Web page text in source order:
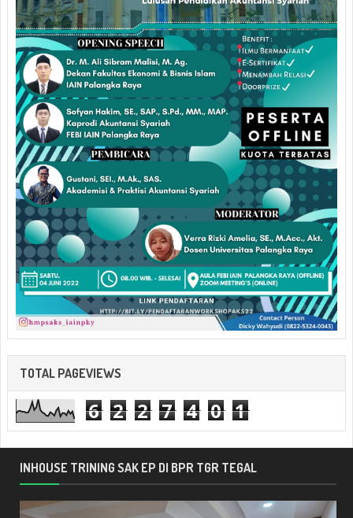
TOTAL PAGEVIEWS
6 2 2 7 4 0 1
INHOUSE TRINING SAK EP DI BPR TGR TEGAL